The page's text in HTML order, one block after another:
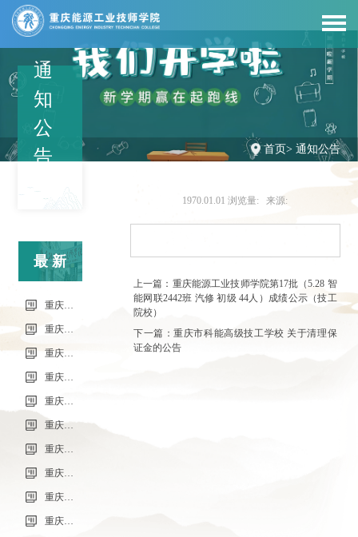
首页> 通知公告
通
知
公
告
最新
信息
重庆市科能高级技工学校学校2026年玻璃及桌椅维修服务采购项目（第二次） 流标公告
1970.01.01 浏览量: 来源:
上一篇：重庆能源工业技师学院第17批（5.28 智
能网联2442班 汽修 初级 44人）成绩公示（技工
院校）
下一篇：重庆市科能高级技工学校 关于清理保
证金的公告